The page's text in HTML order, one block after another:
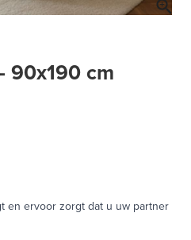
90x190 cm
en ervoor zorgt dat u uw partner